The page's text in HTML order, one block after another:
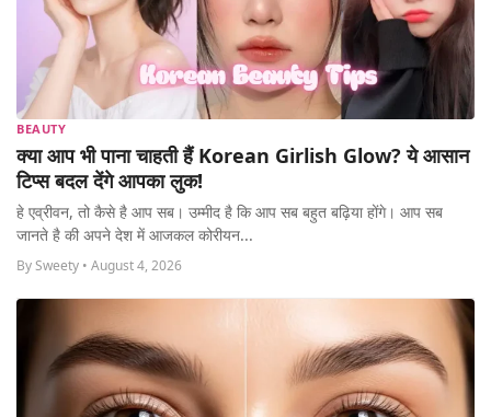
LIFESTYLE
FASHION & STYLE
CONTACT NAME IDEAS
MORE
BEAUTY
क्या आप भी पाना चाहती हैं Korean Girlish Glow? ये आसान
टिप्स बदल देंगे आपका लुक!
हे एव्रीवन, तो कैसे है आप सब। उम्मीद है कि आप सब बहुत बढ़िया होंगे। आप सब
जानते है की अपने देश में आजकल कोरीयन...
By Sweety • August 4, 2026